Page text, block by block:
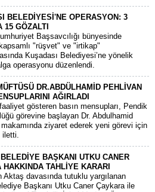
BELEDİYESİ'NE OPERASYON: 3
15 GÖZALTI
Başsavcılığı bünyesinde
"rüşvet" ve "irtikap"
Kuşadası Belediyesi’ne yönelik
operasyonu düzenlendi.
DR.ABDÜLHAMİD PEHLİVAN
AĞIRLADI
gösteren basın mensupları, Pendik
görevine başlayan Dr. Abdulhamid
makamında ziyaret ederek yeni görevi için
iletti.
BAŞKANI UTKU CANER
HAKKINDA TAHLİYE KARARI
Aktaş davasında tutuklu yargılanan
Başkanı Utku Caner Çaykara ile